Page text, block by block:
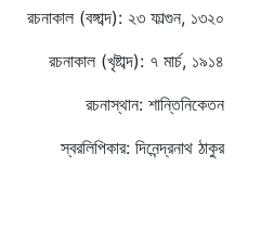
রচনাকাল (বঙ্গাব্দ): ২৩ ফাল্গুন, ১৩২০
রচনাকাল (খৃষ্টাব্দ): ৭ মার্চ, ১৯১৪
রচনাস্থান: শান্তিনিকেতন
স্বরলিপিকার: দিনেন্দ্রনাথ ঠাকুর